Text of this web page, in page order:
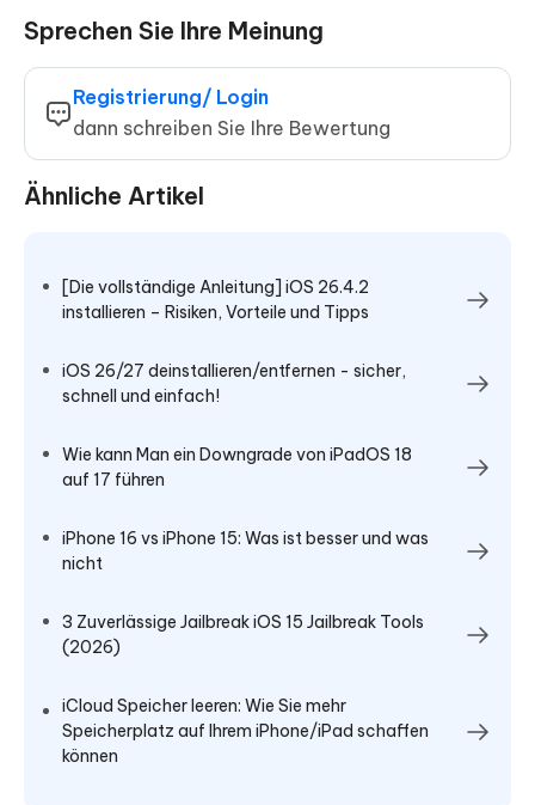
Sprechen Sie Ihre Meinung
Registrierung/ Login
dann schreiben Sie Ihre Bewertung
Ähnliche Artikel
[Die vollständige Anleitung] iOS 26.4.2
installieren – Risiken, Vorteile und Tipps
iOS 26/27 deinstallieren/entfernen - sicher,
schnell und einfach!
Wie kann Man ein Downgrade von iPadOS 18
auf 17 führen
iPhone 16 vs iPhone 15: Was ist besser und was
nicht
3 Zuverlässige Jailbreak iOS 15 Jailbreak Tools
(2026)
iCloud Speicher leeren: Wie Sie mehr
Speicherplatz auf Ihrem iPhone/iPad schaffen
können